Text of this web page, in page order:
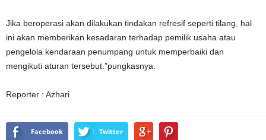
Jika beroperasi akan dilakukan tindakan refresif seperti tilang, hal
ini akan memberikan kesadaran terhadap pemilik usaha atau
pengelola kendaraan penumpang untuk memperbaiki dan
mengikuti aturan tersebut.”pungkasnya.
Reporter : Azhari
Facebook Twitter